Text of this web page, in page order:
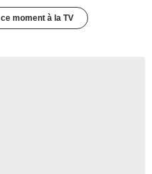
moment à la TV